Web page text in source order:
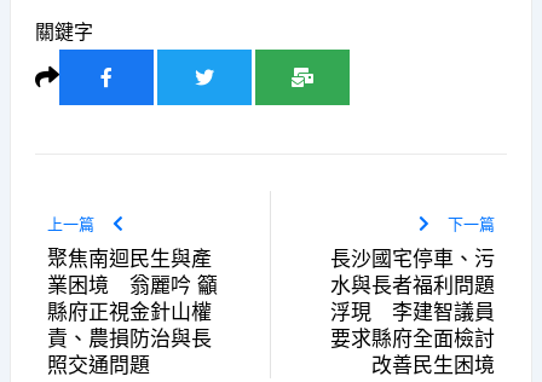
關鍵字
上一篇
聚焦南迴民生與產
業困境 翁麗吟 籲
縣府正視金針山權
責、農損防治與長
照交通問題
下一篇
長沙國宅停車、污
水與長者福利問題
浮現 李建智議員
要求縣府全面檢討
改善民生困境